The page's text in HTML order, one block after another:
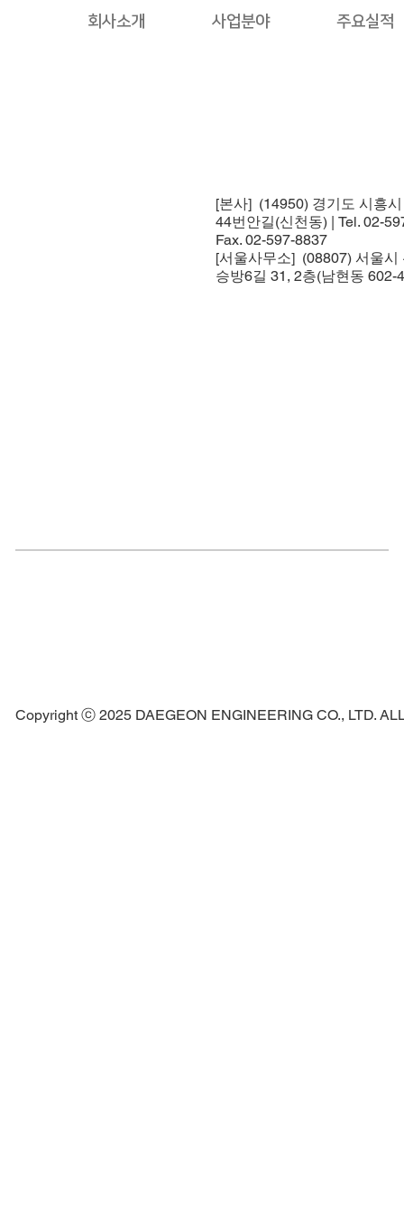
회사소개 사업분야 주요실적
[본사] (14950) 경기도 시흥
44번안길(신천동) | Tel. 02-
Fax. 02-597-8837
[서울사무소] (08807) 서울시
승방6길 31, 2층(남현동 602-
Copyright ⓒ 2025 DAEGEON ENGINEERING CO., LTD.